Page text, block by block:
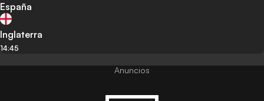
España
Inglaterra
14:45